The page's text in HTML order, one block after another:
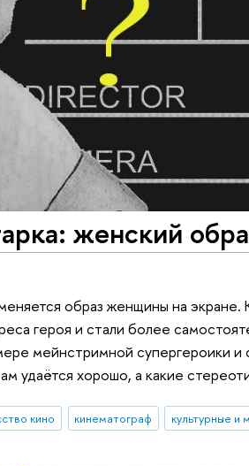
женский
образ женщины на
героя и стали более
мейнстримной супергероики
удаётся хорошо, а какие
кино кинематограф культурные и